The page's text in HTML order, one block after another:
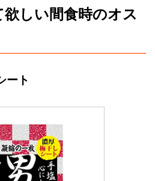
欲しい間食時のオス
ート